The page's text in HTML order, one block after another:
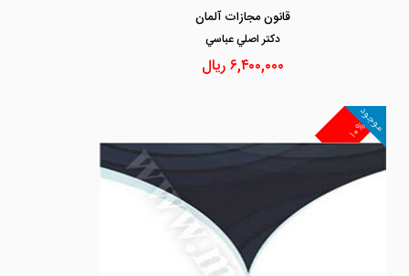
قانون مجازات آلمان
دكتر اصلي عباسي
۶,۴۰۰,۰۰۰ریال
۱۰%
موجود